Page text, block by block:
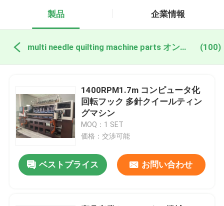
製品 企業情報
multi needle quilting machine parts オンライン製造 (100)
1400RPM1.7m コンピュータ化
回転フック 多針クイールティン
グマシン
MOQ：1 SET
価格：交渉可能
ベストプライス お問い合わせ